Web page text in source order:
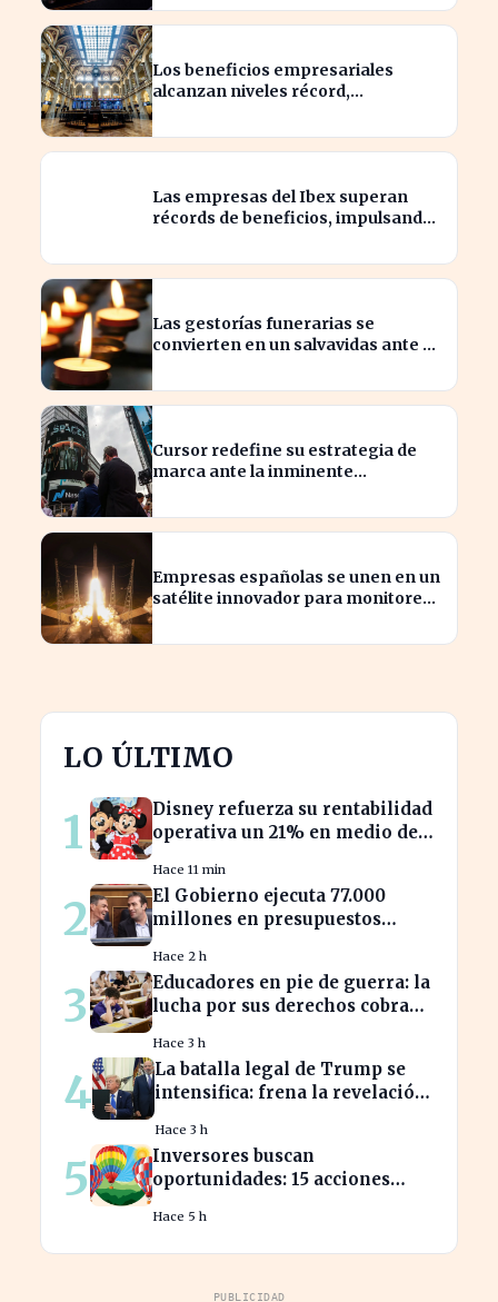
Los beneficios empresariales
alcanzan niveles récord,
sector
Las empresas del Ibex superan
récords de beneficios, impulsando
Las gestorías funerarias se
convierten en un salvavidas ante el
tras un fallecimiento.
Cursor redefine su estrategia de
marca ante la inminente
Empresas españolas se unen en un
satélite innovador para monitorear
LO ÚLTIMO
1
Disney refuerza su rentabilidad
operativa un 21% en medio de
Hace 11 min
2
El Gobierno ejecuta 77.000
millones en presupuestos
año 2025
Hace 2 h
3
Educadores en pie de guerra: la
lucha por sus derechos cobra
Hace 3 h
4
La batalla legal de Trump se
intensifica: frena la revelación
Hace 3 h
5
Inversores buscan
oportunidades: 15 acciones
bursátil
Hace 5 h
PUBLICIDAD